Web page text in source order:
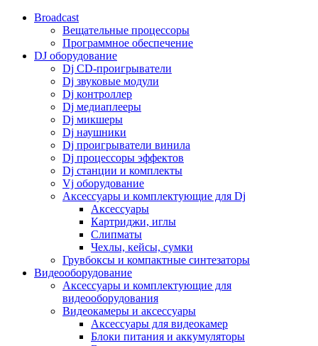
Broadcast
Вещательные процессоры
Программное обеспечение
DJ оборудование
Dj CD-проигрыватели
Dj звуковые модули
Dj контроллер
Dj медиаплееры
Dj микшеры
Dj наушники
Dj проигрыватели винила
Dj процессоры эффектов
Dj станции и комплекты
Vj оборудование
Аксессуары и комплектующие для Dj
Аксессуары
Картриджи, иглы
Слипматы
Чехлы, кейсы, сумки
Грувбоксы и компактные синтезаторы
Видеооборудование
Аксессуары и комплектующие для
видеооборудования
Видеокамеры и аксессуары
Аксессуары для видеокамер
Блоки питания и аккумуляторы